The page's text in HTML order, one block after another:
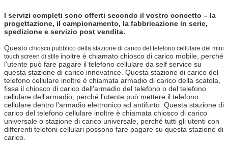
I servizi completi sono offerti secondo il vostro concetto – la
progettazione, il campionamento, la fabbricazione in serie,
spedizione e servizio post vendita.
Questo chiosco pubblico della stazione di carico del telefono cellulare del mini
touch screen di stile inoltre è chiamato chiosco di carico mobile, perché
l'utente può fare pagare il telefono cellulare da self service su
questa stazione di carico innovatrice. Questa stazione di carico del
telefono cellulare inoltre è chiamata armadio di carico della scatola,
fissa il chiosco di carico dell'armadio del telefono o del telefono
cellulare dell'armadio, perché l'utente può mettere il telefono
cellulare dentro l'armadio elettronico ad antifurto. Questa stazione di
carico del telefono cellulare inoltre è chiamata chiosco di carico
universale o stazione di carico universale, perché tutti gli utenti con
differenti telefoni cellulari possono fare pagare su questa stazione di
carico.